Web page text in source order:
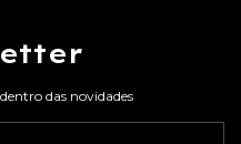
das novidades